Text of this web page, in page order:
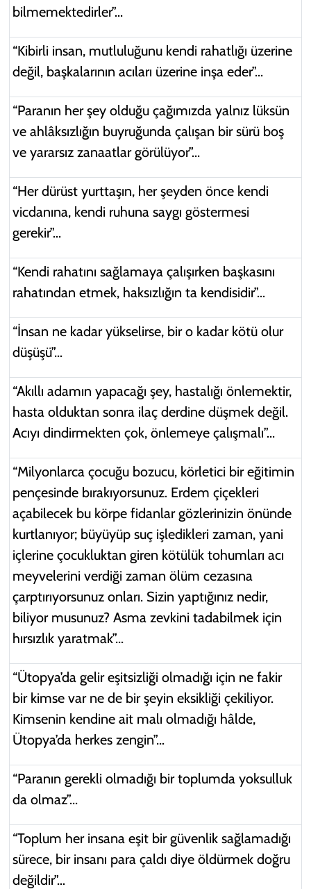
bilmemektedirler”...
“Kibirli insan, mutluluğunu kendi rahatlığı üzerine
değil, başkalarının acıları üzerine inşa eder”...
“Paranın her şey olduğu çağımızda yalnız lüksün
ve ahlâksızlığın buyruğunda çalışan bir sürü boş
ve yararsız zanaatlar görülüyor”...
“Her dürüst yurttaşın, her şeyden önce kendi
vicdanına, kendi ruhuna saygı göstermesi
gerekir”...
“Kendi rahatını sağlamaya çalışırken başkasını
rahatından etmek, haksızlığın ta kendisidir”...
“İnsan ne kadar yükselirse, bir o kadar kötü olur
düşüşü”...
“Akıllı adamın yapacağı şey, hastalığı önlemektir,
hasta olduktan sonra ilaç derdine düşmek değil.
Acıyı dindirmekten çok, önlemeye çalışmalı”...
“Milyonlarca çocuğu bozucu, körletici bir eğitimin
pençesinde bırakıyorsunuz. Erdem çiçekleri
açabilecek bu körpe fidanlar gözlerinizin önünde
kurtlanıyor; büyüyüp suç işledikleri zaman, yani
içlerine çocukluktan giren kötülük tohumları acı
meyvelerini verdiği zaman ölüm cezasına
çarptırıyorsunuz onları. Sizin yaptığınız nedir,
biliyor musunuz? Asma zevkini tadabilmek için
hırsızlık yaratmak”...
“Ütopya’da gelir eşitsizliği olmadığı için ne fakir
bir kimse var ne de bir şeyin eksikliği çekiliyor.
Kimsenin kendine ait malı olmadığı hâlde,
Ütopya’da herkes zengin”...
“Paranın gerekli olmadığı bir toplumda yoksulluk
da olmaz”...
“Toplum her insana eşit bir güvenlik sağlamadığı
sürece, bir insanı para çaldı diye öldürmek doğru
değildir”…